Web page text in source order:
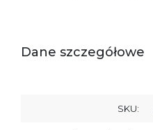
Dane szczegółowe
SKU: